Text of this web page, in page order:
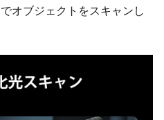
オブジェクトをスキャンし